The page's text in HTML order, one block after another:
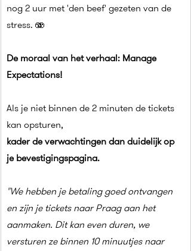
nog 2 uur met 'den beef' gezeten van de
stress. 🫨
De moraal van het verhaal: Manage
Expectations!
Als je niet binnen de 2 minuten de tickets
kan opsturen,
kader de verwachtingen dan duidelijk op
je bevestigingspagina.
"We hebben je betaling goed ontvangen
en zijn je tickets naar Praag aan het
aanmaken. Dit kan even duren, we
versturen ze binnen 10 minuutjes naar